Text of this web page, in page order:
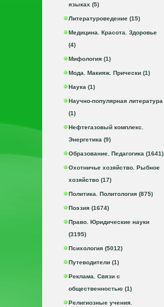
языках (5)
Литературоведение (15)
Медицина. Красота. Здоровье
(4)
Мифология (1)
Мода. Макияж. Прически (1)
Наука (1)
Научно-популярная литература
(1)
Нефтегазовый комплекс.
Энергетика (9)
Образование. Педагогика (1641)
Охотничье хозяйство. Рыбное
хозяйство (17)
Политика. Политология (875)
Поэзия (1674)
Право. Юридические науки
(3195)
Психология (5012)
Путеводители (1)
Реклама. Связи с
общественностью (1)
Религиозные учения.